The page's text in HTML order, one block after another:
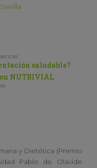
saludable?
NUTRIVIAL
y Dietética (Premio
Pablo de Olavide